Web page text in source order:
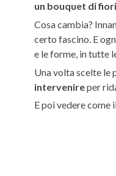
un bouquet di fiori
Cosa cambia?
certo fascino. E
e le forme, in tutte
Una volta scelte le
intervenireper
E poi vedere come